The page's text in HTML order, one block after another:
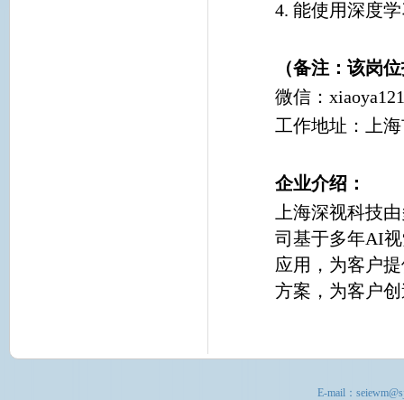
4. 能使用深度
（备注：该岗
微信：
工作地址：上
企业介绍：
上海深视科技
司基于多年AI
应用，为客户
方案，为客户
E-mail：